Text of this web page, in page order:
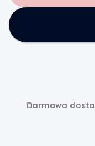
Darmowa